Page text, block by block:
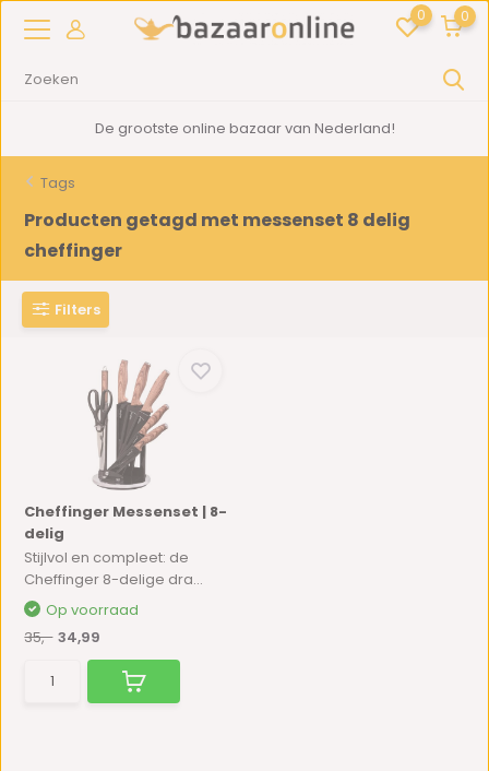
0 0
De grootste online bazaar van Nederland!
Tags
Producten getagd met messenset 8 delig
cheffinger
Filters
Cheffinger Messenset | 8-
delig
Stijlvol en compleet: de
Cheffinger 8-delige dra...
Op voorraad
35,- 34,99